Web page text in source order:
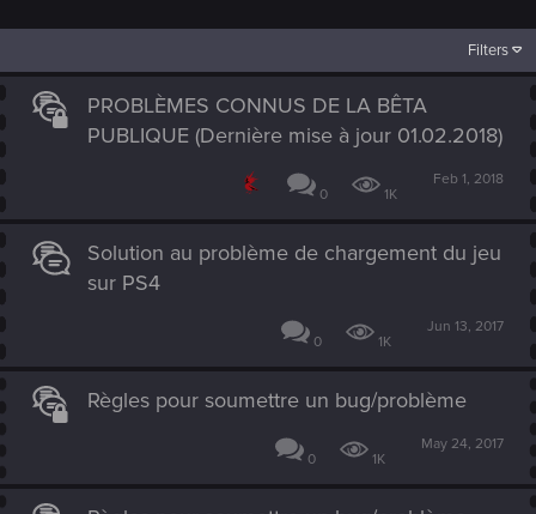
Filters
PROBLÈMES CONNUS DE LA BÊTA
PUBLIQUE (Dernière mise à jour 01.02.2018)
0 1K
Feb 1, 2018
Solution au problème de chargement du jeu
sur PS4
0 1K
Jun 13, 2017
Règles pour soumettre un bug/problème
0 1K
May 24, 2017